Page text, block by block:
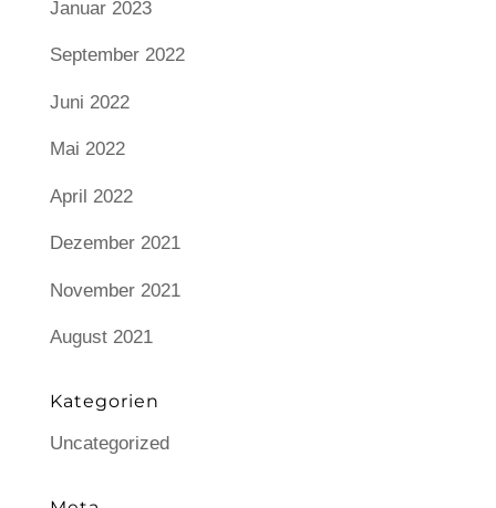
Januar 2023
September 2022
Juni 2022
Mai 2022
April 2022
Dezember 2021
November 2021
August 2021
Kategorien
Uncategorized